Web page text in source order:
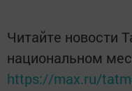
Читайте новости
национальном
https://max.ru/